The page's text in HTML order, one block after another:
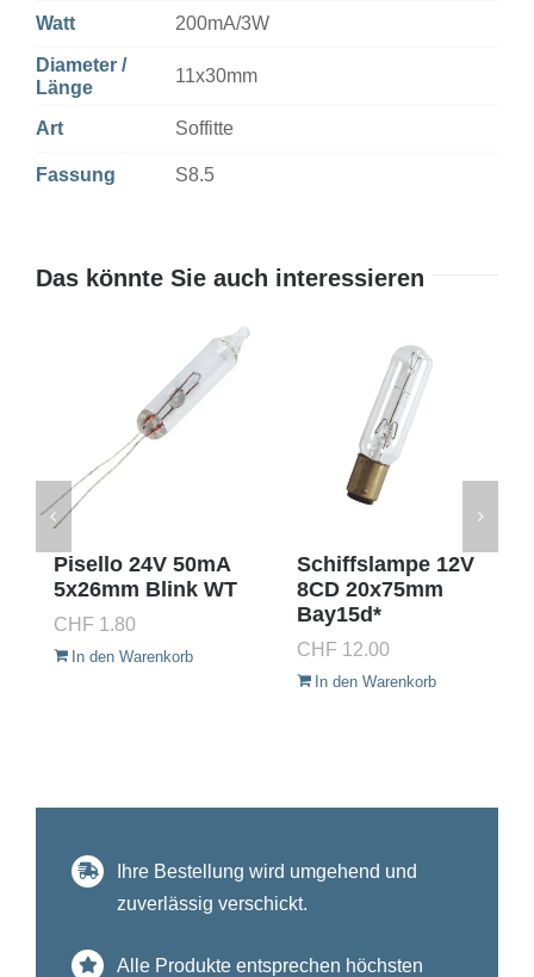
Watt 200mA/3W
Diameter /
Länge
11x30mm
Art Soffitte
Fassung S8.5
Das könnte Sie auch interessieren
Pisello 24V 50mA
5x26mm Blink WT
CHF 1.80
In den Warenkorb
Schiffslampe 12V
8CD 20x75mm
Bay15d*
CHF 12.00
In den Warenkorb
Ihre Bestellung wird umgehend und
zuverlässig verschickt.
Alle Produkte entsprechen höchsten